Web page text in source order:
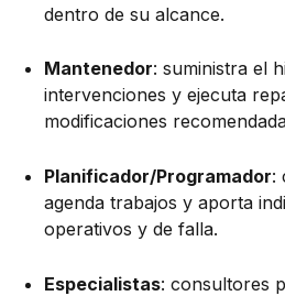
dentro de su alcance.
Mantenedor: suministra el
intervenciones y ejecuta
modificaciones
Planificador/Programador:
agenda trabajos y aporta
operativos y de falla.
Especialistas: consultores